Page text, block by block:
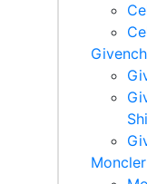
Moncler